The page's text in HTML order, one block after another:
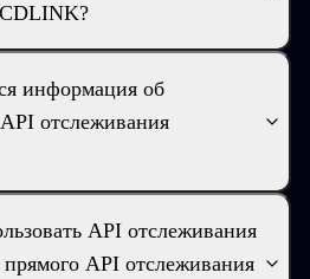
информация об
отслеживания
API отслеживания
API отслеживания